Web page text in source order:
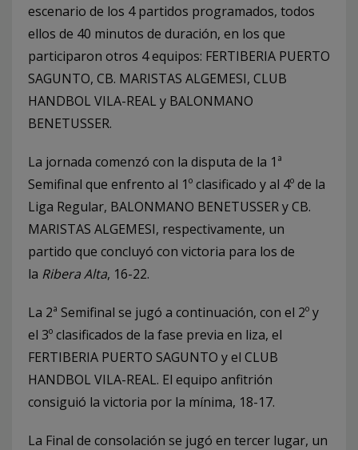
escenario de los 4 partidos programados, todos
ellos de 40 minutos de duración, en los que
participaron otros 4 equipos: FERTIBERIA PUERTO
SAGUNTO, CB. MARISTAS ALGEMESI, CLUB
HANDBOL VILA-REAL y BALONMANO
BENETUSSER.
La jornada comenzó con la disputa de la 1ª
Semifinal que enfrento al 1º clasificado y al 4º de la
Liga Regular, BALONMANO BENETUSSER y CB.
MARISTAS ALGEMESI, respectivamente, un
partido que concluyó con victoria para los de
la Ribera Alta, 16-22.
La 2ª Semifinal se jugó a continuación, con el 2º y
el 3º clasificados de la fase previa en liza, el
FERTIBERIA PUERTO SAGUNTO y el CLUB
HANDBOL VILA-REAL. El equipo anfitrión
consiguió la victoria por la mínima, 18-17.
La Final de consolación se jugó en tercer lugar, un